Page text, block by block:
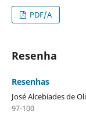
PDF/A
Resenha
Resenhas
José Alcebíades de
97-100